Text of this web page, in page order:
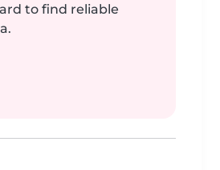
to find reliable